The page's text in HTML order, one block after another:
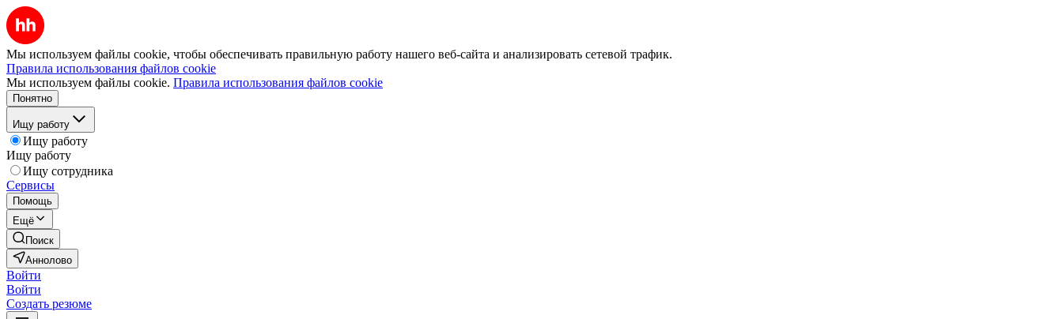
Мы используем файлы cookie, чтобы обеспечивать правильную работу нашего веб-сайта и анализировать сетевой трафик.
Правила использования файлов cookie
Мы используем файлы cookie. Правила использования файлов cookie
Понятно
Ищу работу
Ищу работу
Ищу работу
Ищу сотрудника
Сервисы
Помощь
Ещё
Поиск
Аннолово
Войти
Войти
Создать резюме